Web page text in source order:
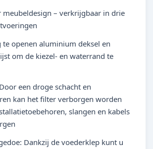
meubeldesign – verkrijgbaar in drie
openen aluminium deksel en
om de kiezel- en waterrand te
een droge schacht en
kan het filter verborgen worden
slangen en kabels
Dankzij de voederklep kunt u